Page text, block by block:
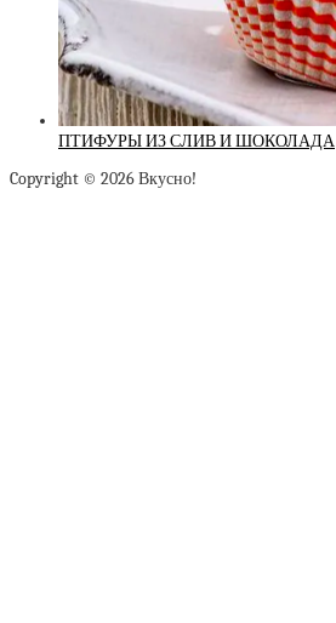
ПТИФУРЫ ИЗ СЛИВ И ШОКОЛАДА
Copyright © 2026 Вкусно!